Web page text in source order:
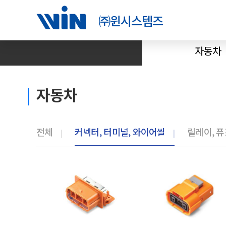
㈜윈시스템즈
자동차
자동차
전체 커넥터, 터미널, 와이어씰 릴레이,